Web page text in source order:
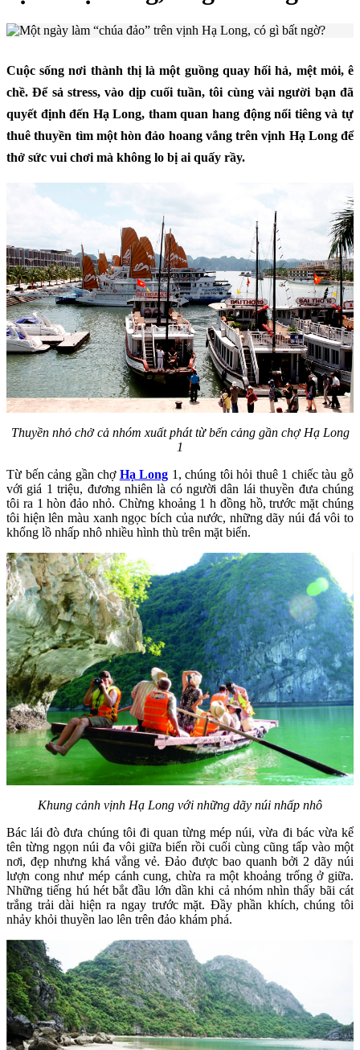
Cuộc sống nơi thành thị là một guồng quay hối hả, mệt mỏi, ê
chề. Để sả stress, vào dịp cuối tuần, tôi cùng vài người bạn đã
quyết định đến Hạ Long, tham quan hang động nổi tiêng và tự
thuê thuyền tìm một hòn đảo hoang vắng trên vịnh Hạ Long để
thở sức vui chơi mà không lo bị ai quấy rầy.
Thuyền nhỏ chở cả nhóm xuất phát từ bến cảng gần chợ Hạ Long
1
Từ bến cảng gần chợ Hạ Long 1, chúng tôi hỏi thuê 1 chiếc tàu gỗ
với giá 1 triệu, đương nhiên là có người dân lái thuyền đưa chúng
tôi ra 1 hòn đảo nhỏ. Chừng khoảng 1 h đồng hồ, trước mặt chúng
tôi hiện lên màu xanh ngọc bích của nước, những dãy núi đá vôi to
khổng lồ nhấp nhô nhiều hình thù trên mặt biển.
Khung cảnh vịnh Hạ Long với những dãy núi nhấp nhô
Bác lái đò đưa chúng tôi đi quan từng mép núi, vừa đi bác vừa kể
tên từng ngọn núi đa vôi giữa biển rồi cuối cùng cũng tấp vào một
nơi, đẹp nhưng khá vắng vẻ. Đảo được bao quanh bởi 2 dãy núi
lượn cong như mép cánh cung, chừa ra một khoảng trống ở giữa.
Những tiếng hú hét bắt đầu lớn dần khi cả nhóm nhìn thấy bãi cát
trắng trải dài hiện ra ngay trước mặt. Đầy phần khích, chúng tôi
nhảy khỏi thuyền lao lên trên đảo khám phá.